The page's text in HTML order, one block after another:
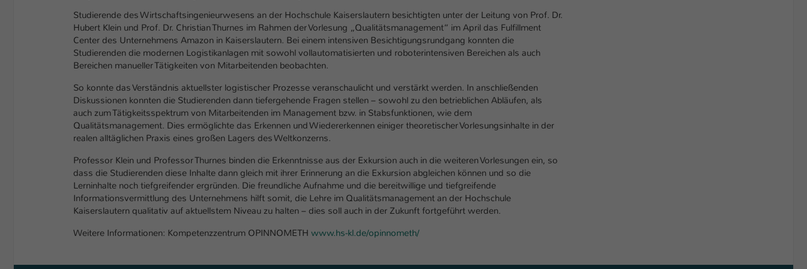
Studierende des Wirtschaftsingenieurwesens an der Hochschule Kaiserslautern besichtigten unter der Leitung von Prof. Dr.
Hubert Klein und Prof. Dr. Christian Thurnes im Rahmen der Vorlesung „Qualitätsmanagement“ im April das Fulfillment
Center des Unternehmens Amazon in Kaiserslautern. Bei einem intensiven Besichtigungsrundgang konnten die
Studierenden die modernen Logistikanlagen mit sowohl vollautomatisierten und roboterintensiven Bereichen als auch
Bereichen manueller Tätigkeiten von Mitarbeitenden beobachten.
So konnte das Verständnis aktuellster logistischer Prozesse veranschaulicht und verstärkt werden. In anschließenden
Diskussionen konnten die Studierenden dann tiefergehende Fragen stellen – sowohl zu den betrieblichen Abläufen, als
auch zum Tätigkeitsspektrum von Mitarbeitenden im Management bzw. in Stabsfunktionen, wie dem
Qualitätsmanagement. Dies ermöglichte das Erkennen und Wiedererkennen einiger theoretischer Vorlesungsinhalte in der
realen alltäglichen Praxis eines großen Lagers des Weltkonzerns.
Professor Klein und Professor Thurnes binden die Erkenntnisse aus der Exkursion auch in die weiteren Vorlesungen ein, so
dass die Studierenden diese Inhalte dann gleich mit ihrer Erinnerung an die Exkursion abgleichen können und so die
Lerninhalte noch tiefgreifender ergründen. Die freundliche Aufnahme und die bereitwillige und tiefgreifende
Informationsvermittlung des Unternehmens hilft somit, die Lehre im Qualitätsmanagement an der Hochschule
Kaiserslautern qualitativ auf aktuellstem Niveau zu halten – dies soll auch in der Zukunft fortgeführt werden.
Weitere Informationen: Kompetenzzentrum OPINNOMETH www.hs-kl.de/opinnometh/
Webseiten-Betreiber dies eingestellt hat.
Name fe_typo_user / PHPSESSID
Laufzeit 1 Woche
Zweck
Dieses Cookie ist ein Standard-Session-Cookie
Logins die Session-ID. So kann der eingeloggte
Benutzer wiedererkannt werden und es wird
ihm Zugang zu geschützten Bereichen gewährt.